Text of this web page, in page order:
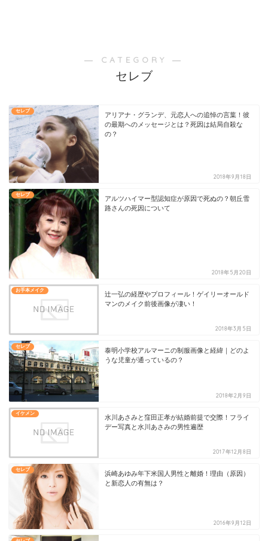
― CATEGORY ―
セレブ
セレブ
アリアナ・グランデ、元恋人への追悼の言葉！彼
の最期へのメッセージとは？死因は結局自殺な
の？
2018年9月18日
セレブ
アルツハイマー型認知症が原因で死ぬの？朝丘雪
路さんの死因について
2018年5月20日
お手本メイク
辻一弘の経歴やプロフィール！ゲイリーオールド
マンのメイク前後画像が凄い！
2018年3月5日
セレブ
泰明小学校アルマーニの制服画像と経緯｜どのよ
うな児童が通っているの？
2018年2月9日
イケメン
水川あさみと窪田正孝が結婚前提で交際！フライ
デー写真と水川あさみの男性遍歴
2017年12月8日
セレブ
浜崎あゆみ年下米国人男性と離婚！理由（原因）
と新恋人の有無は？
2016年9月12日